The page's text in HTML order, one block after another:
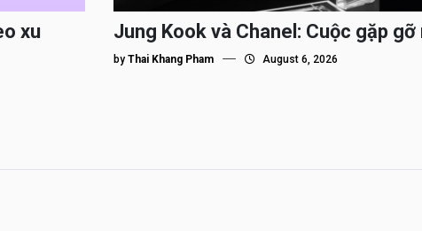
xu
Jung Kook và Chanel: Cuộc gặp
by Thai Khang Pham August 6, 2026